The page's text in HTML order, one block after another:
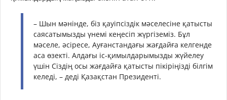
– Шын мәнінде, біз қауіпсіздік мәселесіне қатысты
саясатымызды үнемі кеңесіп жүргіземіз. Бұл
мәселе, әсіресе, Ауғанстандағы жағдайға келгенде
аса өзекті. Алдағы іс-қимылдарымызды жүйелеу
үшін Сіздің осы жағдайға қатысты пікіріңізді білгім
келеді, – деді Қазақстан Президенті.